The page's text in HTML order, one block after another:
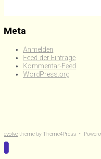
Meta
Anmelden
Feed der Einträge
Kommentar-Feed
WordPress.org
evolve theme by Theme4Press •